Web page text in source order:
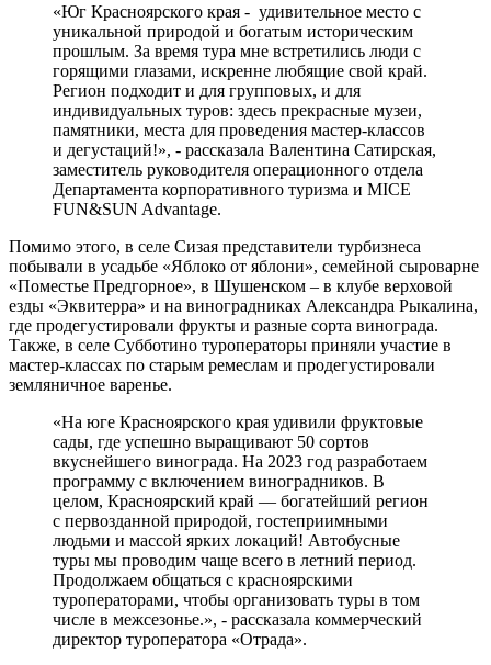
«Юг Красноярского края - удивительное место с
уникальной природой и богатым историческим
прошлым. За время тура мне встретились люди с
горящими глазами, искренне любящие свой край.
Регион подходит и для групповых, и для
индивидуальных туров: здесь прекрасные музеи,
памятники, места для проведения мастер-классов
и дегустаций!», - рассказала Валентина Сатирская,
заместитель руководителя операционного отдела
Департамента корпоративного туризма и MICE
FUN&SUN Advantage.
Помимо этого, в селе Сизая представители турбизнеса
побывали в усадьбе «Яблоко от яблони», семейной сыроварне
«Поместье Предгорное», в Шушенском – в клубе верховой
езды «Эквитерра» и на виноградниках Александра Рыкалина,
где продегустировали фрукты и разные сорта винограда.
Также, в селе Субботино туроператоры приняли участие в
мастер-классах по старым ремеслам и продегустировали
земляничное варенье.
«На юге Красноярского края удивили фруктовые
сады, где успешно выращивают 50 сортов
вкуснейшего винограда. На 2023 год разработаем
программу с включением виноградников. В
целом, Красноярский край — богатейший регион
с первозданной природой, гостеприимными
людьми и массой ярких локаций! Автобусные
туры мы проводим чаще всего в летний период.
Продолжаем общаться с красноярскими
туроператорами, чтобы организовать туры в том
числе в межсезонье.», - рассказала коммерческий
директор туроператора «Отрада».